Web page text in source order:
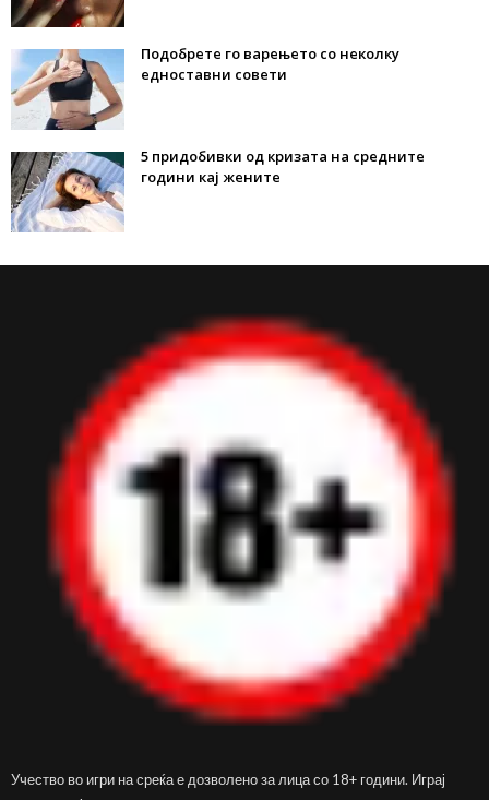
Подобрете го варењето со неколку
едноставни совети
5 придобивки од кризата на средните
години кај жените
Учество во игри на среќа е дозволено за лица со 18+ години. Играј